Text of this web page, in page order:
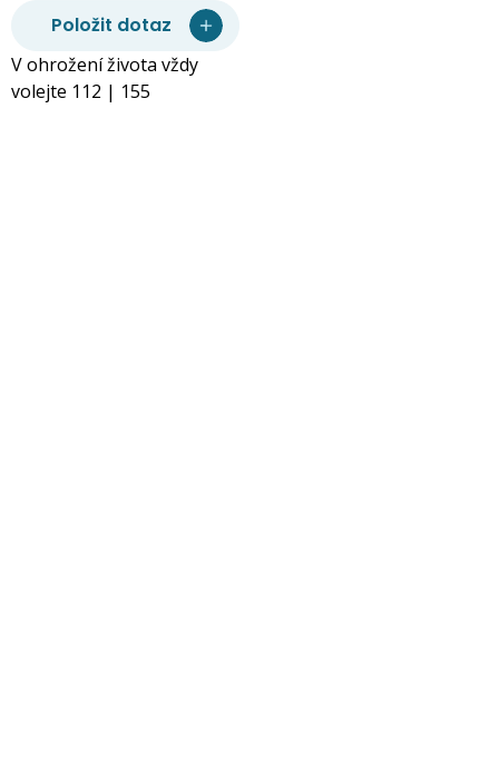
Položit dotaz
V ohrožení života vždy
volejte 112 | 155